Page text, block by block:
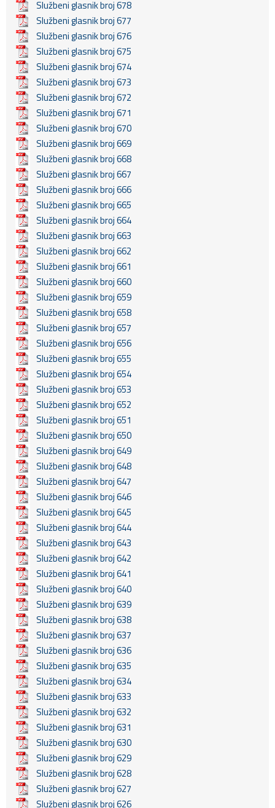
Službeni glasnik broj 678
Službeni glasnik broj 677
Službeni glasnik broj 676
Službeni glasnik broj 675
Službeni glasnik broj 674
Službeni glasnik broj 673
Službeni glasnik broj 672
Službeni glasnik broj 671
Službeni glasnik broj 670
Službeni glasnik broj 669
Službeni glasnik broj 668
Službeni glasnik broj 667
Službeni glasnik broj 666
Službeni glasnik broj 665
Službeni glasnik broj 664
Službeni glasnik broj 663
Službeni glasnik broj 662
Službeni glasnik broj 661
Službeni glasnik broj 660
Službeni glasnik broj 659
Službeni glasnik broj 658
Službeni glasnik broj 657
Službeni glasnik broj 656
Službeni glasnik broj 655
Službeni glasnik broj 654
Službeni glasnik broj 653
Službeni glasnik broj 652
Službeni glasnik broj 651
Službeni glasnik broj 650
Službeni glasnik broj 649
Službeni glasnik broj 648
Službeni glasnik broj 647
Službeni glasnik broj 646
Službeni glasnik broj 645
Službeni glasnik broj 644
Službeni glasnik broj 643
Službeni glasnik broj 642
Službeni glasnik broj 641
Službeni glasnik broj 640
Službeni glasnik broj 639
Službeni glasnik broj 638
Službeni glasnik broj 637
Službeni glasnik broj 636
Službeni glasnik broj 635
Službeni glasnik broj 634
Službeni glasnik broj 633
Službeni glasnik broj 632
Službeni glasnik broj 631
Službeni glasnik broj 630
Službeni glasnik broj 629
Službeni glasnik broj 628
Službeni glasnik broj 627
Službeni glasnik broj 626